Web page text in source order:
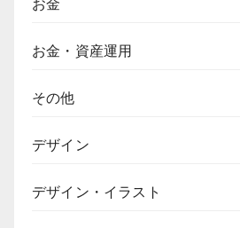
お金・資産運用
その他
デザイン
デザイン・イラスト